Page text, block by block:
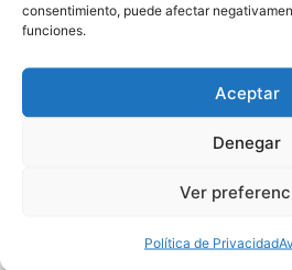
consentimiento, puede afectar
funciones.
Aceptar
Denegar
Ver
Política de Privacidad
INFORMACIÓN
28 DE FEBRERO